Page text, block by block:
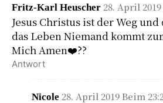
Fritz-Karl Heuscher 28. April
Jesus Christus ist der Weg
das Leben Niemand kommt
Mich Amen❤️??
Antwort
Nicole 28. April 2019 Beim